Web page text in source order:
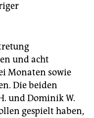
und acht
Monaten sowie
Die beiden
und Dominik W.
gespielt haben,